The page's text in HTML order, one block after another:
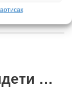
отисак
…